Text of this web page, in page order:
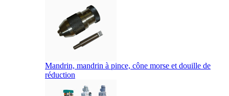
Mandrin, mandrin à pince, cône morse et douille de
réduction